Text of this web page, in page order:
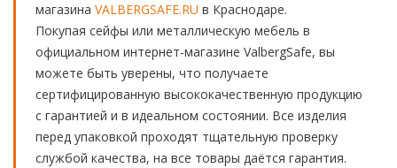
магазина VALBERGSAFE.RU в Краснодаре.
Покупая сейфы или металлическую мебель в
официальном интернет-магазине ValbergSafe, вы
можете быть уверены, что получаете
сертифицированную высококачественную продукцию
с гарантией и в идеальном состоянии. Все изделия
перед упаковкой проходят тщательную проверку
службой качества, на все товары даётся гарантия.